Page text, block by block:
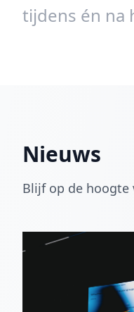
tijdens én na
Nieuws
Blijf op de hoogte